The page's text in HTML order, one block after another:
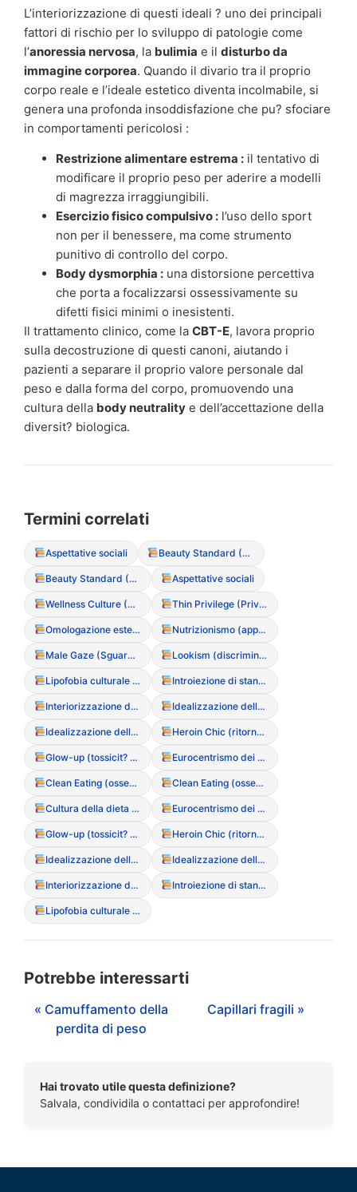
L’interiorizzazione di questi ideali ? uno dei principali
fattori di rischio per lo sviluppo di patologie come
l’anoressia nervosa, la bulimia e il disturbo da
immagine corporea. Quando il divario tra il proprio
corpo reale e l’ideale estetico diventa incolmabile, si
genera una profonda insoddisfazione che pu? sfociare
in comportamenti pericolosi :
Restrizione alimentare estrema : il tentativo di
modificare il proprio peso per aderire a modelli
di magrezza irraggiungibili.
Esercizio fisico compulsivo : l’uso dello sport
non per il benessere, ma come strumento
punitivo di controllo del corpo.
Body dysmorphia : una distorsione percettiva
che porta a focalizzarsi ossessivamente su
difetti fisici minimi o inesistenti.
Il trattamento clinico, come la CBT-E, lavora proprio
sulla decostruzione di questi canoni, aiutando i
pazienti a separare il proprio valore personale dal
peso e dalla forma del corpo, promuovendo una
cultura della body neutrality e dell’accettazione della
diversit? biologica.
Termini correlati
Aspettative sociali Beauty Standard (Standard di bellezza)
Beauty Standard (Standard di bellezza) Aspettative sociali
Wellness Culture (Cultura del benessere come copertura per DCA) Thin Privilege (Privilegio della magrezza)
Omologazione estetica Nutrizionismo (approccio riduzionista al cibo)
Male Gaze (Sguardo maschile e oggettivazione) Lookism (discriminazione basata sull’aspetto)
Lipofobia culturale (paura dei grassi) Introiezione di standard estetici
Interiorizzazione dello stigma di peso Idealizzazione della magrezza (Media)
Idealizzazione della magrezza Heroin Chic (ritorno dei trend estetici anni ’90)
Glow-up (tossicit? della trasformazione fisica rapida) Eurocentrismo dei canoni estetici
Clean Eating (ossessione culturale per il cibo “puro”) Clean Eating (ossessione culturale per il cibo “puro”)
Cultura della dieta (Diet Culture) Eurocentrismo dei canoni estetici
Glow-up (tossicit? della trasformazione fisica rapida) Heroin Chic (ritorno dei trend estetici anni ’90)
Idealizzazione della magrezza Idealizzazione della magrezza (Media)
Interiorizzazione dello stigma di peso Introiezione di standard estetici
Lipofobia culturale (paura dei grassi)
Potrebbe interessarti
« Camuffamento della
perdita di peso
Capillari fragili »
Hai trovato utile questa definizione?
Salvala, condividila o contattaci per approfondire!